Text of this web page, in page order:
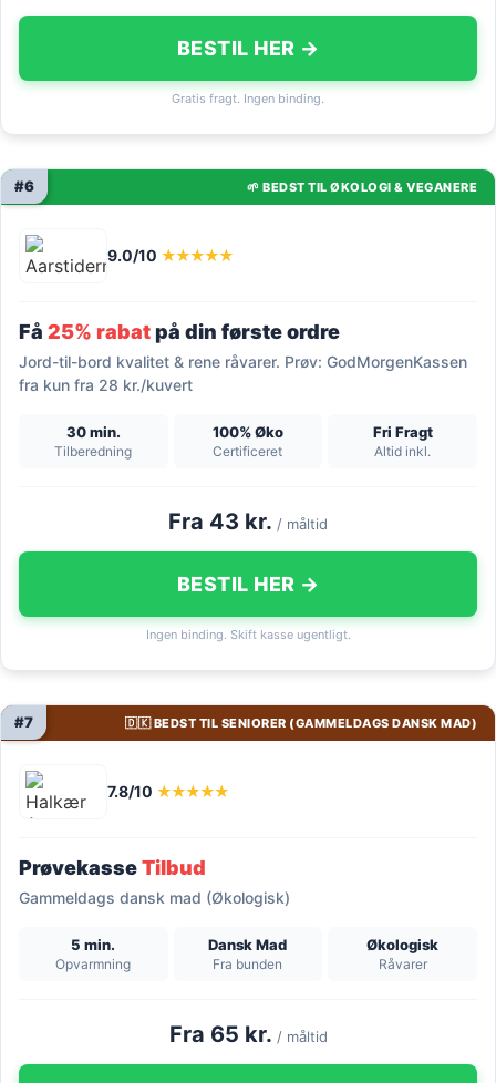
BESTIL HER →
Gratis fragt. Ingen binding.
🌱 BEDST TIL ØKOLOGI & VEGANERE
#6
9.0/10 ★★★★★
Få 25% rabatpå din første ordre
Jord-til-bord kvalitet & rene råvarer. Prøv: GodMorgenKassen
fra kun fra 28 kr./kuvert
30 min.
Tilberedning
100% Øko
Certificeret
Fri Fragt
Altid inkl.
Fra 43 kr. / måltid
BESTIL HER →
Ingen binding. Skift kasse ugentligt.
🇩🇰 BEDST TIL SENIORER (GAMMELDAGS DANSK MAD)
#7
7.8/10 ★★★★★
PrøvekasseTilbud
Gammeldags dansk mad (Økologisk)
5 min.
Opvarmning
Dansk Mad
Fra bunden
Økologisk
Råvarer
Fra 65 kr. / måltid